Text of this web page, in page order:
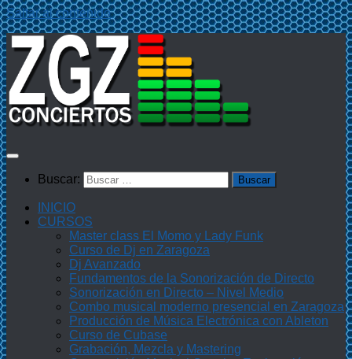
Saltar al contenido
Buscar:
INICIO
CURSOS
Master class El Momo y Lady Funk
Curso de Dj en Zaragoza
Dj Avanzado
Fundamentos de la Sonorización de Directo
Sonorización en Directo – Nivel Medio
Combo musical moderno presencial en Zaragoza
Producción de Música Electrónica con Ableton
Curso de Cubase
Grabación, Mezcla y Mastering